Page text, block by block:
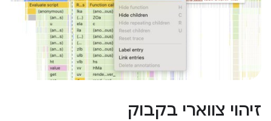
זיהוי צווארי בקבוק